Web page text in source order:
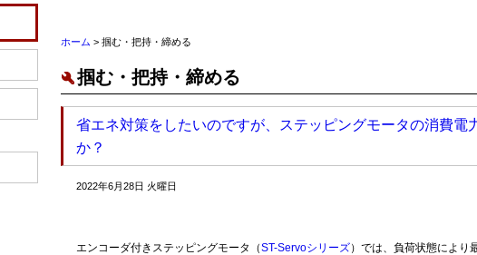
ホーム > 掴む・把持・締める
掴む・把持・締める
省エネ対策をしたいのですが、ステッピングモータの消費電
か？
2022年6月28日 火曜日
エンコーダ付きステッピングモータ（ST-Servoシリーズ）では、負荷状態により